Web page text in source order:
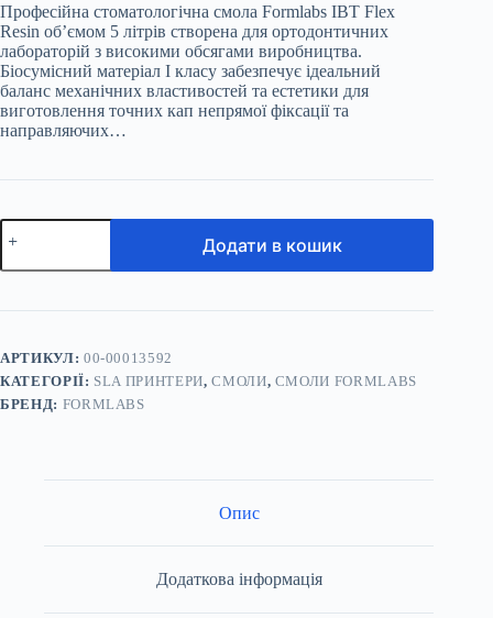
Професійна стоматологічна смола Formlabs IBT Flex
Resin об’ємом 5 літрів створена для ортодонтичних
лабораторій з високими обсягами виробництва.
Біосумісний матеріал I класу забезпечує ідеальний
баланс механічних властивостей та естетики для
виготовлення точних кап непрямої фіксації та
направляючих…
Formlabs
IBT
смола
для
принтера
Додати в кошик
АРТИКУЛ: 00-00013592
КАТЕГОРІЇ: SLA ПРИНТЕРИ,СМОЛИ, СМОЛИ FORMLABS
БРЕНД: FORMLABS
Опис
Додаткова інформація